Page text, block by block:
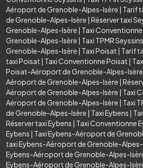
Aéroport de Grenoble-Alpes-Isère | Tarif
de Grenoble-Alpes-Isère | Réserver taxi
Grenoble-Alpes-Isère | Taxi
Grenoble-Alpes-Isère | Taxi TPMR
Grenoble-Alpes-Isère | Taxi Poisat | Tarif
taxi Poisat | Taxi Conventionne Poisat |
Poisat-Aéroport de Grenoble-Alpes-Isère
Aéroport de Grenoble-Alpes-Isère |
Aéroport de Grenoble-Alpes-Isère | Taxi
Aéroport de Grenoble-Alpes-Isère | Taxi
de Grenoble-Alpes-Isère | Taxi Eybens |
Réserver taxi Eybens | Taxi Conventionne
Eybens | Taxi Eybens-Aéroport de
taxi Eybens-Aéroport de Grenoble-
Eybens-Aéroport de Grenoble-Alpes-
Eybens-Aéroport de Grenoble-Alpes-